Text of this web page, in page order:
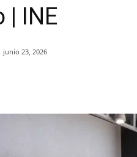
| INE
junio 23, 2026